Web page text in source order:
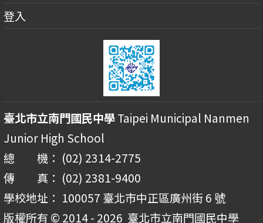
登入
臺北市立南門國民中學Taipei Municipal Nanmen
Junior High School
總 機： (02) 2314-2775
傳 真： (02) 2381-9400
學校地址： 100057 臺北市中正區廣州街 6 號
版權所有 © 2014 - 2026 臺北市立南門國民中學